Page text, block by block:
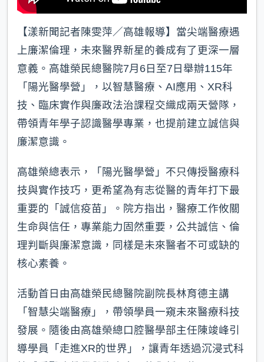
【漾新聞記者陳雯萍／高雄報導】當尖端醫療遇
上廉潔倫理，未來醫界新星的養成有了更深一層
意義。高雄榮民總醫院7月6日至7日舉辦115年
「陽光醫學營」，以智慧醫療、AI應用、XR科
技、臨床實作與廉政法治課程交織成兩天營隊，
帶領青年學子認識醫學專業，也提前建立誠信與
廉潔意識。
高雄榮總表示，「陽光醫學營」不只傳授醫療科
技與實作技巧，更希望為有志從醫的青年打下最
重要的「誠信疫苗」。院方指出，醫療工作攸關
生命與信任，專業能力固然重要，公共誠信、倫
理判斷與廉潔意識，同樣是未來醫者不可或缺的
核心素養。
活動首日由高雄榮民總醫院副院長林育德主講
「智慧尖端醫療」，帶領學員一窺未來醫療科技
發展。隨後由高雄榮總口腔醫學部主任陳竣峰引
導學員「走進XR的世界」，讓青年透過沉浸式科